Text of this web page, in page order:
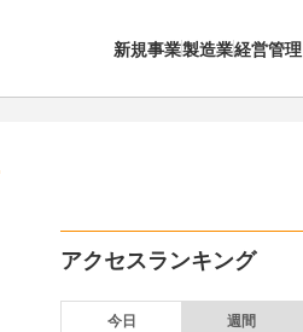
新規事業製造業経営管理
アクセスランキング
今日 週間